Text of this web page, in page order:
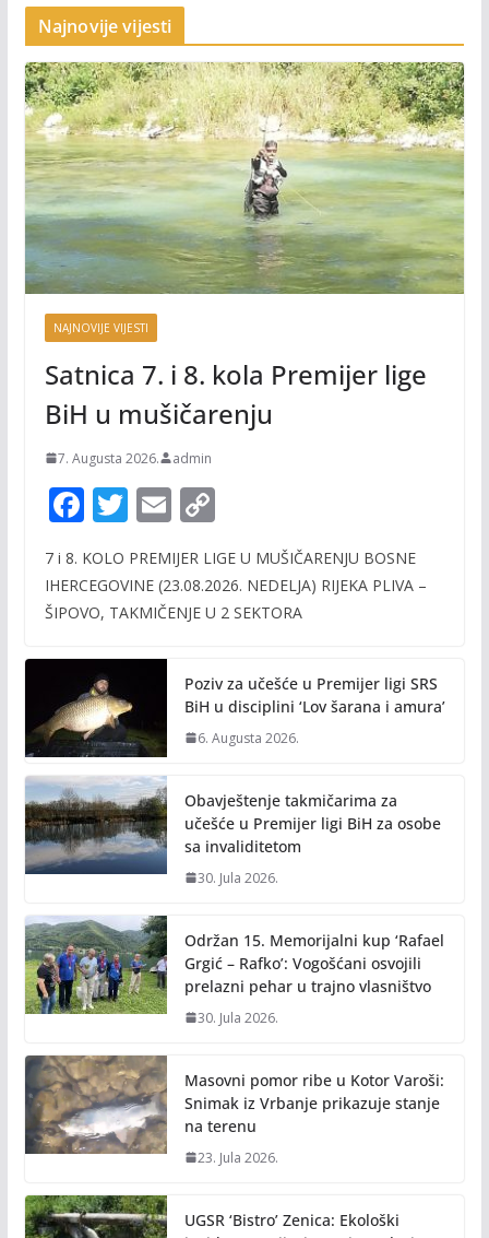
Najnovije vijesti
NAJNOVIJE VIJESTI
Satnica 7. i 8. kola Premijer lige
BiH u mušičarenju
7. Augusta 2026. admin
F
e
b
o
k
T
itt
er
E
ai
l
C
p
y
n
k
7 i 8. KOLO PREMIJER LIGE U MUŠIČARENJU BOSNE
IHERCEGOVINE (23.08.2026. NEDELJA) RIJEKA PLIVA –
ŠIPOVO, TAKMIČENJE U 2 SEKTORA
Poziv za učešće u Premijer ligi SRS
BiH u disciplini ‘Lov šarana i amura’
6. Augusta 2026.
Obavještenje takmičarima za
učešće u Premijer ligi BiH za osobe
sa invaliditetom
30. Jula 2026.
Održan 15. Memorijalni kup ‘Rafael
Grgić – Rafko’: Vogošćani osvojili
prelazni pehar u trajno vlasništvo
30. Jula 2026.
Masovni pomor ribe u Kotor Varoši:
Snimak iz Vrbanje prikazuje stanje
na terenu
23. Jula 2026.
UGSR ‘Bistro’ Zenica: Ekološki